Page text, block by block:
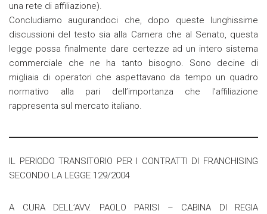
una rete di affiliazione).
Concludiamo augurandoci che, dopo queste lunghissime
discussioni del testo sia alla Camera che al Senato, questa
legge possa finalmente dare certezze ad un intero sistema
commerciale che ne ha tanto bisogno. Sono decine di
migliaia di operatori che aspettavano da tempo un quadro
normativo alla pari dell’importanza che l’affiliazione
rappresenta sul mercato italiano.
IL PERIODO TRANSITORIO PER I CONTRATTI DI FRANCHISING
SECONDO LA LEGGE 129/2004
A CURA DELL’AVV. PAOLO PARISI – CABINA DI REGIA